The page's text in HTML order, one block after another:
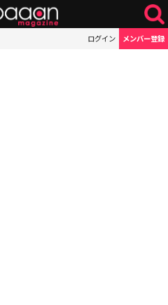
ログイン メンバー登録